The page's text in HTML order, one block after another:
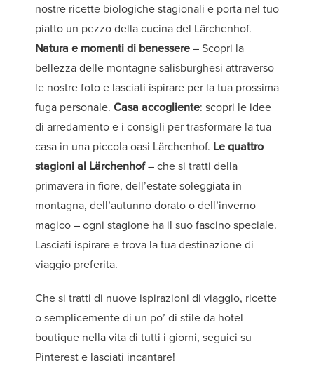
nostre ricette biologiche stagionali e porta nel tuo
piatto un pezzo della cucina del Lärchenhof.
Natura e momenti di benessere– Scopri la
bellezza delle montagne salisburghesi attraverso
le nostre foto e lasciati ispirare per la tua prossima
fuga personale. Casa accogliente: scopri le idee
di arredamento e i consigli per trasformare la tua
casa in una piccola oasi Lärchenhof. Le quattro
stagioni al Lärchenhof– che si tratti della
primavera in fiore, dell’estate soleggiata in
montagna, dell’autunno dorato o dell’inverno
magico – ogni stagione ha il suo fascino speciale.
Lasciati ispirare e trova la tua destinazione di
viaggio preferita.
Che si tratti di nuove ispirazioni di viaggio, ricette
o semplicemente di un po’ di stile da hotel
boutique nella vita di tutti i giorni, seguici su
Pinterest e lasciati incantare!